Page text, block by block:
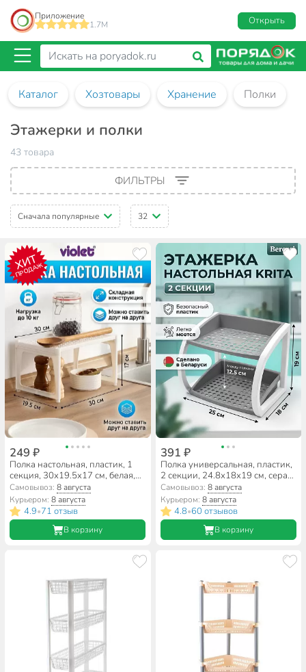
Приложение
1.7M
Открыть
Каталог Хозтовары Хранение Полки
Этажерки и полки
43 товара
ФИЛЬТРЫ
Сначала популярные 32
ХИТ
ПРОДАЖ
249 ₽
Полка настольная, пластик, 1
секция, 30х19.5х17 см, белая,
Violet, Ротанг, 750006
Самовывоз:8 августа
Курьером:8 августа
4.9•71 отзыв
В корзину
391 ₽
Полка универсальная, пластик,
2 секции, 24.8х18х19 см, серая
мистерия, Berossi, Krita, АС
63675000
Самовывоз: 8 августа
Курьером: 8 августа
4.8•60 отзывов
В корзину